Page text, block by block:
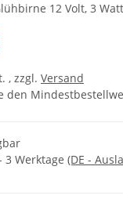
12 Volt, 3
, zzgl. Versand
den
3 Werktage (DE -